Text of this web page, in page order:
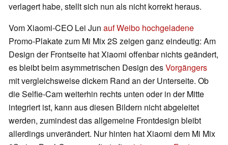
verlagert habe, stellt sich nun als nicht korrekt heraus.
Vom Xiaomi-CEO Lei Jun auf Weibo hochgeladene
Promo-Plakate zum Mi Mix 2S zeigen ganz eindeutig: Am
Design der Frontseite hat Xiaomi offenbar nichts geändert,
es bleibt beim asymmetrischen Design desVorgängers
mit vergleichsweise dickem Rand an der Unterseite. Ob
die Selfie-Cam weiterhin rechts unten oder in der Mitte
integriert ist, kann aus diesen Bildern nicht abgeleitet
werden, zumindest das allgemeine Frontdesign bleibt
allerdings unverändert. Nur hinten hat Xiaomi dem Mi Mix